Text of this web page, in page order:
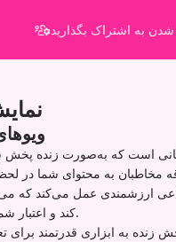
است که به‌صورت زنده
مخاطبان به محتوای شما در
ارزشمندی عمل می‌کند که
کند و اعتبار شما را در حین پخش زنده افزایش دهد.
به ابزاری قدرتمند برای